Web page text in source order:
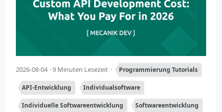
2026-08-04 9 Minuten Lesezeit Programmierung Tutorials
API-Entwicklung Individualsoftware
Individuelle Softwareentwicklung Softwareentwicklung